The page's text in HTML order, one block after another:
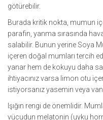
götürebilir.
Burada kritik nokta, mumun
parafin, yanma sırasında
salabilir. Bunun yerine Soya
içeren doğal mumları tercih
yanar hem de kokuyu daha
ihtiyacınız varsa limon otu
istiyorsanız yasemin veya
Işığın rengi de önemlidir.
vücudun melatonin (uyku